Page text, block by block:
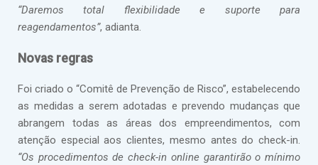
“Daremos total flexibilidade e suporte para
reagendamentos”, adianta.
Novas regras
Foi criado o “Comitê de Prevenção de Risco”, estabelecendo
as medidas a serem adotadas e prevendo mudanças que
abrangem todas as áreas dos empreendimentos, com
atenção especial aos clientes, mesmo antes do check-in.
“Os procedimentos de check-in online garantirão o mínimo